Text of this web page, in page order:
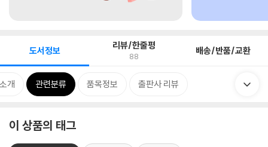
도서정보 리뷰/한줄평
88 배송/반품/교환
개 관련분류 품목정보 출판사 리뷰
이 상품의 태그